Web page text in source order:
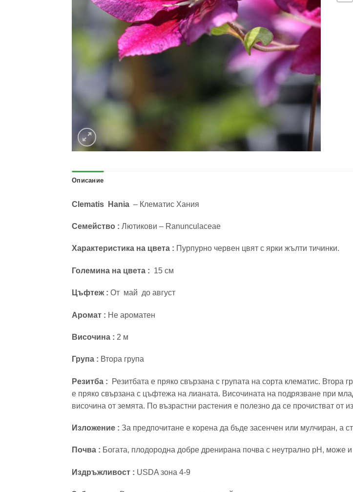
Описание
Clematis Hania – Клематис Хания
Семейство : Лютикови – Ranunculaceae
Характеристика на цвета : Пурпурно червен цвят с ярки жълти тичинки.
Големина на цвета : 15 см
Цъфтеж : От май до август
Aромат : Не ароматен
Височина : 2 м
Група : Втора група
Резитба :
Резитбата е пряко свързана с групата на сорта клематис. Втора
е пряко свързана с цъфтежа на лианата. Височината на подрязване при
височина от земята. По възрастни растения е полезно да се прочистват от
Изложение : За предпочитане е корена да бъде засенчен или мулчиран, а
Почва : Богата, плодородна добре дренирана почва с неутрално pH, може и
Издръжливост : USDA зона 4-9